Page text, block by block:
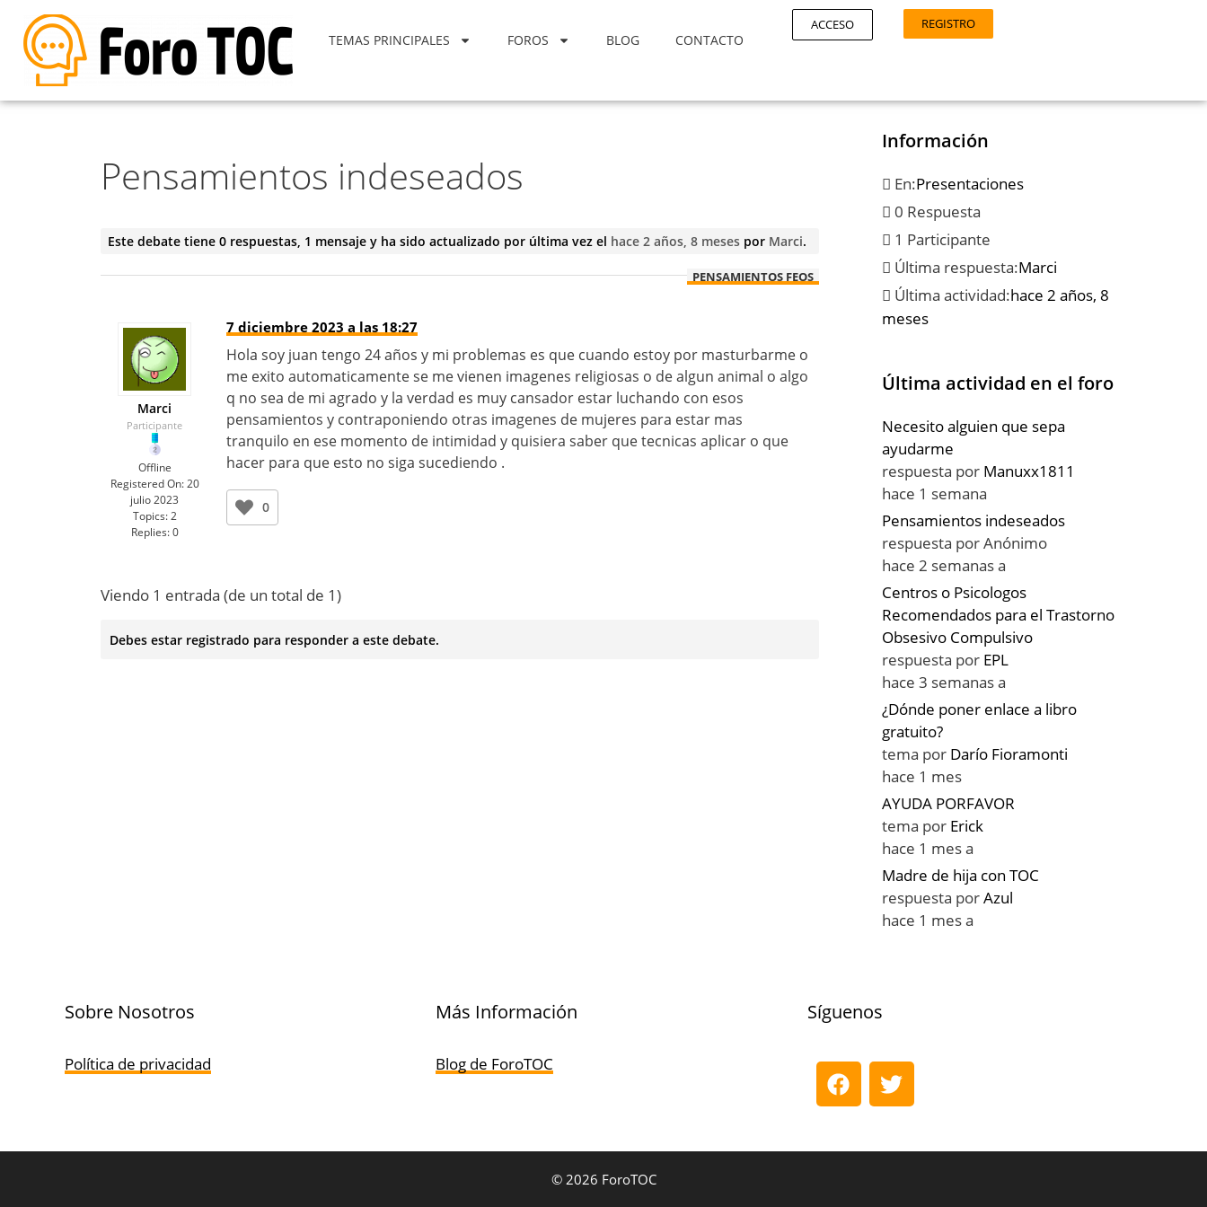
TEMAS PRINCIPALES FOROS BLOG CONTACTO
ACCESO REGISTRO
Pensamientos indeseados
Este debate tiene 0 respuestas, 1 mensaje y ha sido actualizado por última vez el hace 2 años, 8 meses por Marci.
PENSAMIENTOS FEOS
Marci
Participante
Offline
Registered On: 20
julio 2023
Topics: 2
Replies: 0
7 diciembre 2023 a las 18:27
Hola soy juan tengo 24 años y mi problemas es que cuando estoy por masturbarme o
me exito automaticamente se me vienen imagenes religiosas o de algun animal o algo
q no sea de mi agrado y la verdad es muy cansador estar luchando con esos
pensamientos y contraponiendo otras imagenes de mujeres para estar mas
tranquilo en ese momento de intimidad y quisiera saber que tecnicas aplicar o que
hacer para que esto no siga sucediendo .
0
Viendo 1 entrada (de un total de 1)
Debes estar registrado para responder a este debate.
Información
En:Presentaciones
0 Respuesta
1 Participante
Última respuesta:Marci
Última actividad:hace 2 años, 8
meses
Última actividad en el foro
Necesito alguien que sepa
ayudarme
respuesta por Manuxx1811
hace 1 semana
Pensamientos indeseados
respuesta porAnónimo
hace 2 semanas a
Centros o Psicologos
Recomendados para el Trastorno
Obsesivo Compulsivo
respuesta por EPL
hace 3 semanas a
¿Dónde poner enlace a libro
gratuito?
tema por Darío Fioramonti
hace 1 mes
AYUDA PORFAVOR
tema por Erick
hace 1 mes a
Madre de hija con TOC
respuesta porAzul
hace 1 mes a
Sobre Nosotros
Política de privacidad
Más Información
Blog de ForoTOC
Síguenos
© 2026 ForoTOC